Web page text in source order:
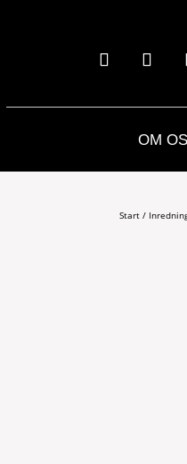
OM
Start /